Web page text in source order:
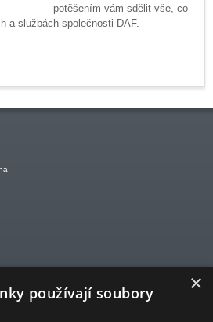
potěšením vám sdělit vše, co
a službách společnosti DAF.
2
×
používají soubory